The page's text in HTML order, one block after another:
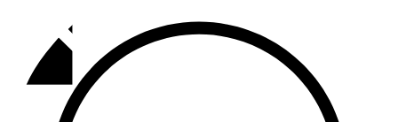
92,9 FM
Базарлы матак
107,1 FM